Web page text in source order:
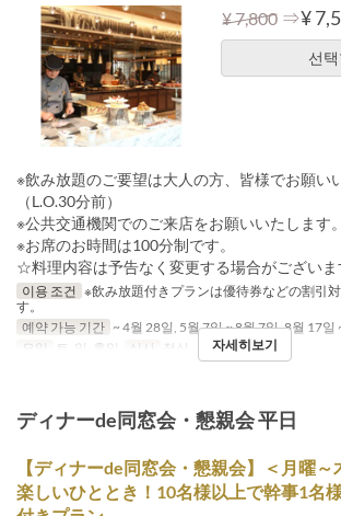
¥ 7,800 ⇒¥
선
※飲み放題のご要望は大人の方、皆様でお願い
（L.O.30分前）
※公共交通機関でのご来店をお願いいたします。
※お席のお時間は100分制です。
☆料理内容は予告なく変更する場合がございま
이용 조건 ※飲み放題付きプランは優待券などの割引
す。
예약 가능 기간 ~ 4월 28일, 5월 7일 ~ 8월 7일, 8월 17일
요일
토, 일, 휴일 식사 점심 자세히보기
ディナーde同窓会・懇親会 平日
【ディナーde同窓会・懇親会】＜月曜～
楽しいひととき！10名様以上で幹事1名